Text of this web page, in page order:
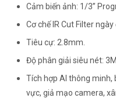
Cảm biến ảnh: 1/3”
Cơ chế IR Cut Filter ngày
Tiêu cự: 2.8mm.
Độ phân giải siêu nét:
Tích hợp AI thông minh,
vực, giả mạo camera,